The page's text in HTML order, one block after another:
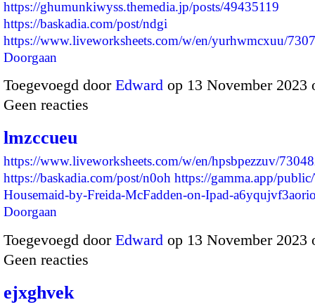
https://ghumunkiwyss.themedia.jp/posts/49435119
https://baskadia.com/post/ndgi
https://www.liveworksheets.com/w/en/yurhwmcxuu/
Doorgaan
Toegevoegd door Edward op 13 November
Geen reacties
lmzccueu
https://www.liveworksheets.com/w/en/hpsbpezzuv/
https://baskadia.com/post/n0oh https://gamma.app/
Housemaid-by-Freida-McFadden-on-Ipad-
Doorgaan
Toegevoegd door Edward op 13 November
Geen reacties
ejxghvek